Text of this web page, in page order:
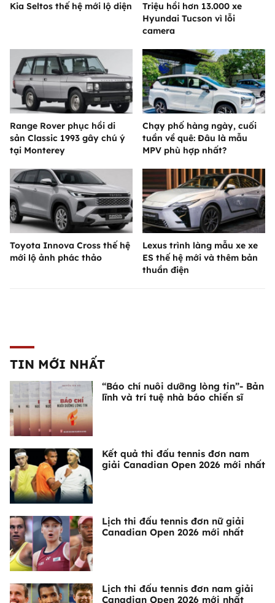
Kia Seltos thế hệ mới lộ diện
Triệu hồi hơn 13.000 xe
Hyundai Tucson vì lỗi
camera
Range Rover phục hồi di
sản Classic 1993 gây chú ý
tại Monterey
Chạy phố hàng ngày, cuối
tuần về quê: Đâu là mẫu
MPV phù hợp nhất?
Toyota Innova Cross thế hệ
mới lộ ảnh phác thảo
Lexus trình làng mẫu xe xe
ES thế hệ mới và thêm bản
thuần điện
TIN MỚI NHẤT
“Báo chí nuôi dưỡng lòng tin”- Bản
lĩnh và trí tuệ nhà báo chiến sĩ
Kết quả thi đấu tennis đơn nam
giải Canadian Open 2026 mới nhất
Lịch thi đấu tennis đơn nữ giải
Canadian Open 2026 mới nhất
Lịch thi đấu tennis đơn nam giải
Canadian Open 2026 mới nhất